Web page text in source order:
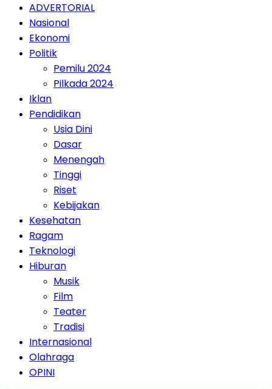
ADVERTORIAL
Nasional
Ekonomi
Politik
Pemilu 2024
Pilkada 2024
Iklan
Pendidikan
Usia Dini
Dasar
Menengah
Tinggi
Riset
Kebijakan
Kesehatan
Ragam
Teknologi
Hiburan
Musik
Film
Teater
Tradisi
Internasional
Olahraga
OPINI